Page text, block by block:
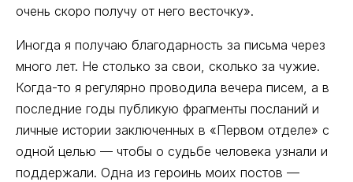
очень скоро получу от него весточку».
Иногда я получаю благодарность за письма через
много лет. Не столько за свои, сколько за чужие.
Когда-то я регулярно проводила вечера писем, а в
последние годы публикую фрагменты посланий и
личные истории заключенных в «Первом отделе» с
одной целью — чтобы о судьбе человека узнали и
поддержали. Одна из героинь моих постов —